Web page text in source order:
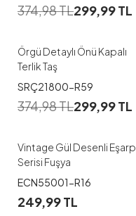
374,98TL299,99TL
37 38 39 40
Örgü Detaylı Önü Kapalı
Terlik Taş
SRÇ21800-R59
374,98TL299,99TL
Vintage Gül Desenli Eşarp
Serisi Fuşya
ECN55001-R16
249,99TL